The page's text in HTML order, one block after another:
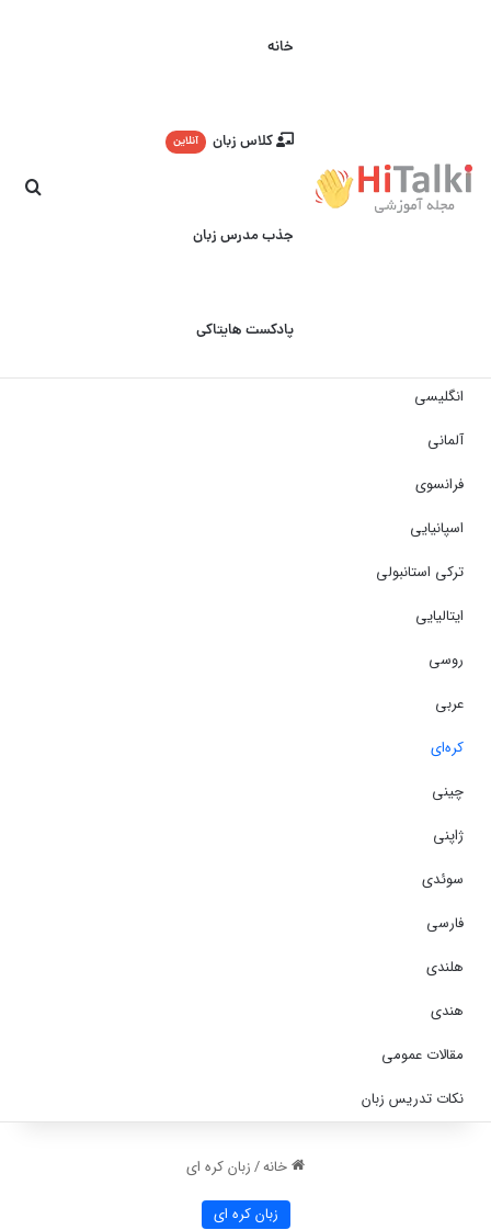
خانه
کلاس زبان آنلاین
جذب مدرس زبان
پادکست هایتاکی
انگلیسی
آلمانی
فرانسوی
اسپانیایی
ترکی استانبولی
ایتالیایی
روسی
عربی
کره‌ای
چینی
ژاپنی
سوئدی
فارسی
هلندی
هندی
مقالات عمومی
نکات تدریس زبان
خانه/زبان کره ای
زبان کره ای